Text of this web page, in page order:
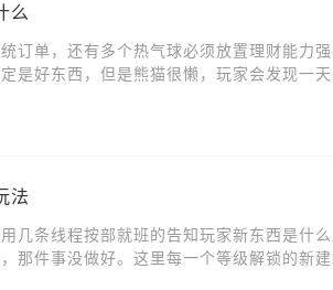
么
订单，还有多个热气球必须放置理财能力
是好东西，但是熊猫很懒，玩家会发现一
法
几条线程按部就班的告知玩家新东西是什
那件事没做好。这里每一个等级解锁的新